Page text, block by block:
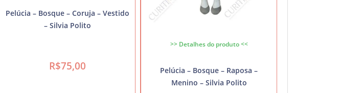
Pelúcia – Bosque – Coruja – Vestido
– Silvia Polito
R$75,00
>> Detalhes do produto <<
Pelúcia – Bosque – Raposa –
Menino – Silvia Polito